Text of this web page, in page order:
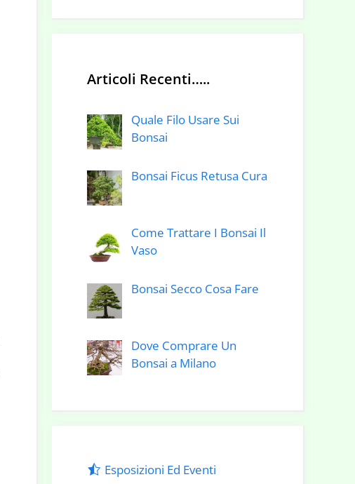
Articoli Recenti…..
Quale Filo Usare Sui
Bonsai
Bonsai Ficus Retusa Cura
Come Trattare I Bonsai Il
Vaso
Bonsai Secco Cosa Fare
Dove Comprare Un
Bonsai a Milano
Esposizioni Ed Eventi